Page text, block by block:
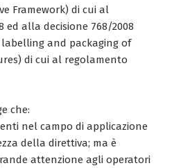
Framework) di cui al
ed alla decisione 768/2008
labelling and packaging of
di cui al regolamento
che:
nel campo di applicazione
della direttiva; ma è
attenzione agli operatori